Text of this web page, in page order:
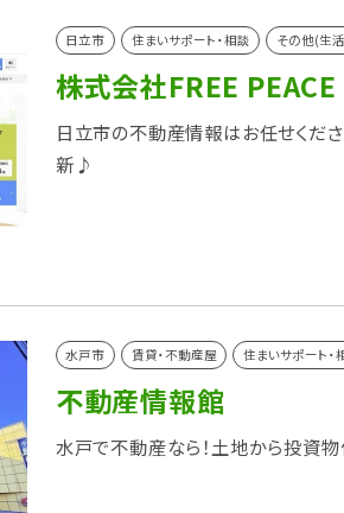
日立市 住まいサポート・相談 その他(生
株式会社FREE
日立市の不動産情報はお任せくだ
新♪
水戸市 賃貸・不動産屋 住まいサポート・
不動産情報館
水戸で不動産なら！土地から投資